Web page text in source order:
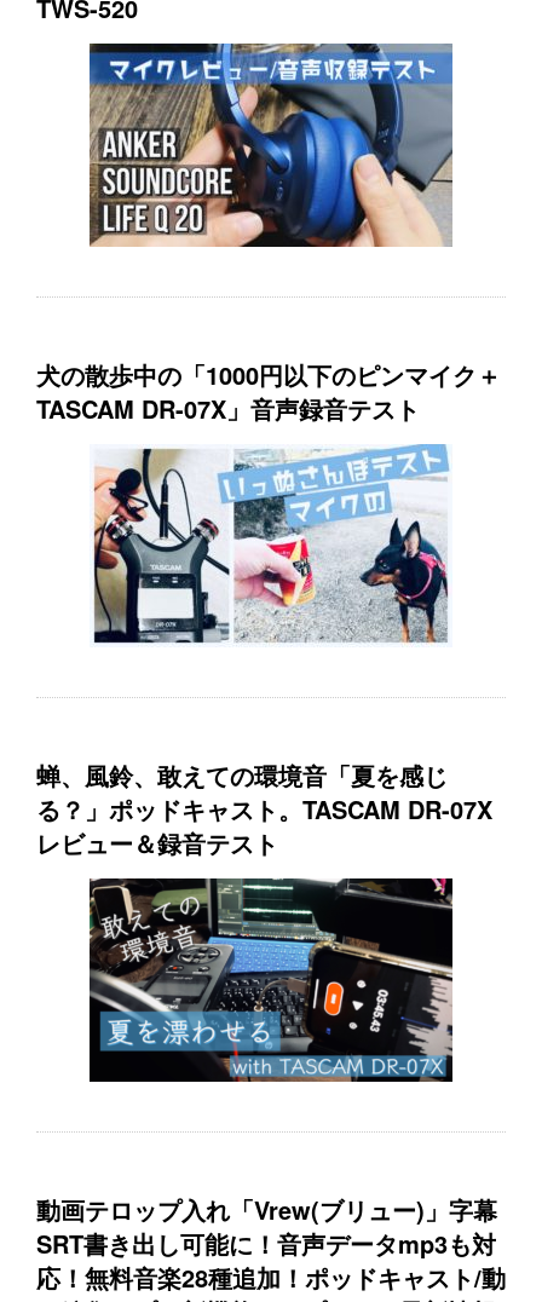
TWS-520
犬の散歩中の「1000円以下のピンマイク＋
TASCAM DR-07X」音声録音テスト
蝉、風鈴、敢えての環境音「夏を感じ
る？」ポッドキャスト。TASCAM DR-07X
レビュー＆録音テスト
動画テロップ入れ「Vrew(ブリュー)」字幕
SRT書き出し可能に！音声データmp3も対
応！無料音楽28種追加！ポッドキャスト/動